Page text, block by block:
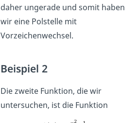
daher ungerade und somit haben
wir eine Polstelle mit
Vorzeichenwechsel.
Beispiel 2
Die zweite Funktion, die wir
untersuchen, ist die Funktion